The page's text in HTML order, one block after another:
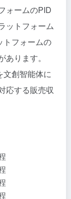
ォームのPID
ットフォーム
トフォームの
ります。
創智能体に
応する販売収